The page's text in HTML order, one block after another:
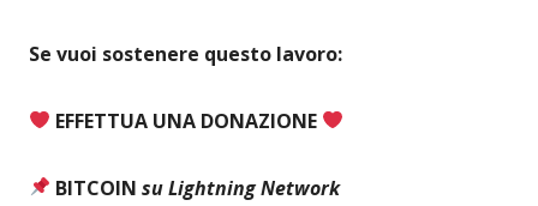
Se vuoi sostenere questo lavoro:
EFFETTUA UNA DONAZIONE
BITCOIN su Lightning Network